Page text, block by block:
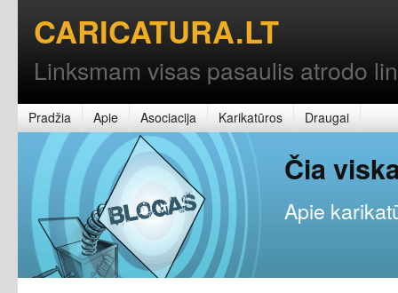
CARICATURA.LT
Linksmam visas pasaulis atrodo
Pradžia Apie Asociacija Karikatūros Draugai
Čia
Apie